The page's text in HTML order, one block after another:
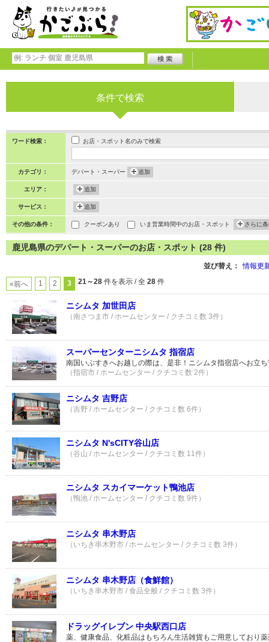
条件で検索
ワード検索： お店・スポット名のみで検索
カテゴリ： デパート・スーパー 追加
エリア： 追加
サービス： 追加
その他の条件： クーポンあり いま営業時間中のお店・スポット さらに
鹿児島県のデパート・スーパーのお店・スポット (28 件)
並び替え： 情報更
«前へ 1 2 3 21～28 件を表示 / 全 28 件
ニシムタ 加世田店
（南さつま市 / ホームセンター / クチコミ数 3件）
スーパーセンターニシムタ 指宿店
南国いぶすきへお越しの際は、是非！ニシムタ指宿店へお立
（指宿市 / ホームセンター / クチコミ数 2件）
ニシムタ 吉野店
（吉野 / ホームセンター / クチコミ数 6件）
ニシムタ N'sCITY谷山店
（谷山 / ホームセンター / クチコミ数 11件）
ニシムタ スカイマーケット鴨池店
（鴨池 / ホームセンター / クチコミ数 9件）
ニシムタ 串木野店
（いちき串木野市 / ホームセンター / クチコミ数 3件）
ニシムタ 串木野店（食鮮館）
（いちき串木野市 / 食品全般 / クチコミ数 3件）
ドラッグイレブン 中央駅西口店
薬、健康食品、化粧品はもちろん生活雑貨もご用意しており